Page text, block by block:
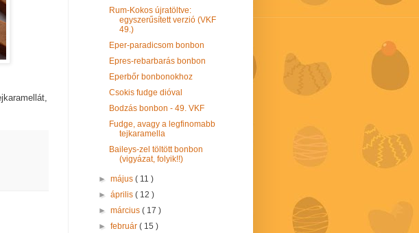
Rum-Kokos újratöltve:
egyszerűsített verzió (VKF
49.)
Eper-paradicsom bonbon
Epres-rebarbarás bonbon
Eperbőr bonbonokhoz
Csokis fudge dióval
Bodzás bonbon - 49. VKF
Fudge, avagy a legfinomabb
tejkaramella
Baileys-zel töltött bonbon
(vigyázat, folyik!!)
►május( 11 )
►április( 12 )
►március( 17 )
►február( 15 )